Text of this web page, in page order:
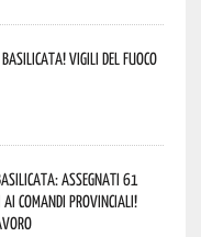
Basilicata! Vigili del fuoco
assegnati 61
Comandi provinciali!